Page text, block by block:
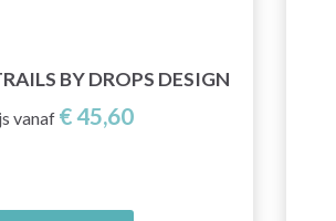
BY DROPS DESIGN
vanaf € 45,60